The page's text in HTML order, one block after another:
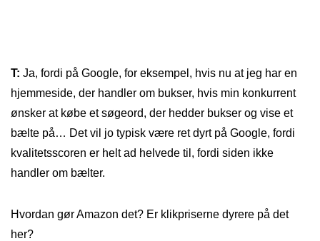
T: Ja, fordi på Google, for eksempel, hvis nu at jeg har en
hjemmeside, der handler om bukser, hvis min konkurrent
ønsker at købe et søgeord, der hedder bukser og vise et
bælte på… Det vil jo typisk være ret dyrt på Google, fordi
kvalitetsscoren er helt ad helvede til, fordi siden ikke
handler om bælter.
Hvordan gør Amazon det? Er klikpriserne dyrere på det
her?